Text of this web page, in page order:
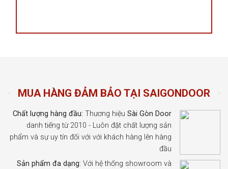
MUA HÀNG ĐẢM BẢO TẠI SAIGONDOOR
Chất lượng hàng đầu: Thương hiệu Sài Gòn Door
danh tiếng từ 2010 - Luôn đặt chất lượng sản
phẩm và sự uy tín đối với với khách hàng lên hàng
đầu
Sản phẩm đa dạng: Với hệ thống showroom và